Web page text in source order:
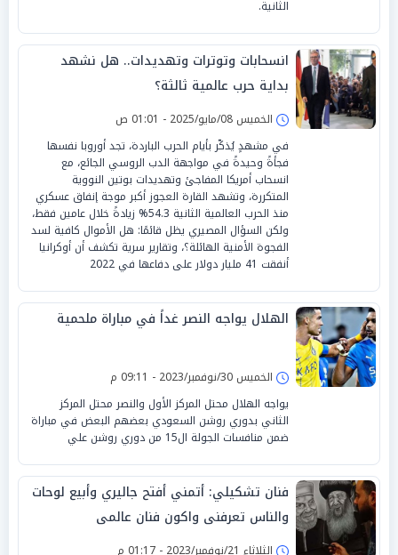
الثانية.
انسحابات وتوترات وتهديدات.. هل نشهد
بداية حرب عالمية ثالثة؟
الخميس 08/مايو/2025 - 01:01 ص
في مشهدٍ يُذكّر بأيام الحرب الباردة، تجد أوروبا نفسها
فجأةً وحيدةً في مواجهة الدب الروسي الجائع، مع
انسحاب أمريكا المفاجئ وتهديدات بوتين النووية
المتكررة، وتشهد القارة العجوز أكبر موجة إنفاق عسكري
منذ الحرب العالمية الثانية 54.3% زيادةً خلال عامين فقط،
ولكن السؤال المصيري يظل قائمًا: هل الأموال كافية لسد
الفجوة الأمنية الهائلة؟، وتقارير سرية تكشف أن أوكرانيا
أنفقت 41 مليار دولار على دفاعها في 2022
الهلال يواجه النصر غداً في مباراة ملحمية
الخميس 30/نوفمبر/2023 - 09:11 م
يواجه الهلال محتل المركز الأول والنصر محتل المركز
الثاني بدوري روشن السعودي بعضهم البعض في مباراة
ضمن منافسات الجولة ال15 من دوري روشن علي
فنان تشكيلي: أتمني أفتح جاليري وأبيع لوحات
والناس تعرفنى واكون فنان عالمى
الثلاثاء 21/نوفمبر/2023 - 01:17 م